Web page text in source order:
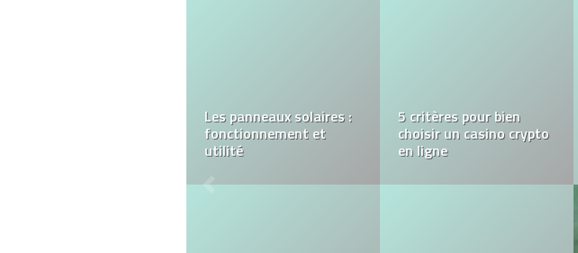
La richesse du goût avec
le jambon pata negra,
un délice espagnol
Comment découvrir le
coiffeur idéal ?